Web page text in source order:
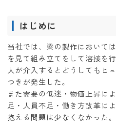
はじめに
当社では、梁の製作において
を見て組み立てをして溶接を行
人が介入するとどうしてもヒ
つきが発生した。
また需要の低迷・物価上昇に
足・人員不足・働き方改革に
抱える問題は少なくなかった。